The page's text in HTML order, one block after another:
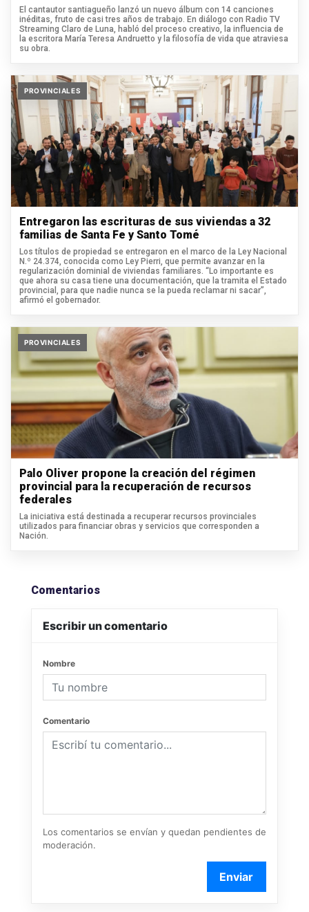
El cantautor santiagueño lanzó un nuevo álbum con 14 canciones
inéditas, fruto de casi tres años de trabajo. En diálogo con Radio TV
Streaming Claro de Luna, habló del proceso creativo, la influencia de
la escritora María Teresa Andruetto y la filosofía de vida que atraviesa
su obra.
PROVINCIALES
Entregaron las escrituras de sus viviendas a 32
familias de Santa Fe y Santo Tomé
Los títulos de propiedad se entregaron en el marco de la Ley Nacional
N.º 24.374, conocida como Ley Pierri, que permite avanzar en la
regularización dominial de viviendas familiares. “Lo importante es
que ahora su casa tiene una documentación, que la tramita el Estado
provincial, para que nadie nunca se la pueda reclamar ni sacar”,
afirmó el gobernador.
PROVINCIALES
Palo Oliver propone la creación del régimen
provincial para la recuperación de recursos
federales
La iniciativa está destinada a recuperar recursos provinciales
utilizados para financiar obras y servicios que corresponden a
Nación.
Comentarios
Escribir un comentario
Nombre
Comentario
Los comentarios se envían y quedan pendientes de
moderación.
Enviar